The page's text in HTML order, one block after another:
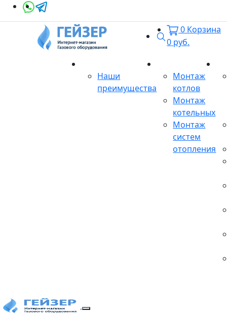
Поиск
0 Корзина
0 руб.
Наши
преимущества
Монтаж
котлов
Монтаж
котельных
Монтаж
систем
отопления